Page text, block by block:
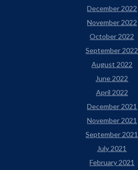
December 2022
November 2022
October 2022
September 2022
August 2022
June 2022
April 2022
December 2021
November 2021
September 2021
July 2021
February 2021